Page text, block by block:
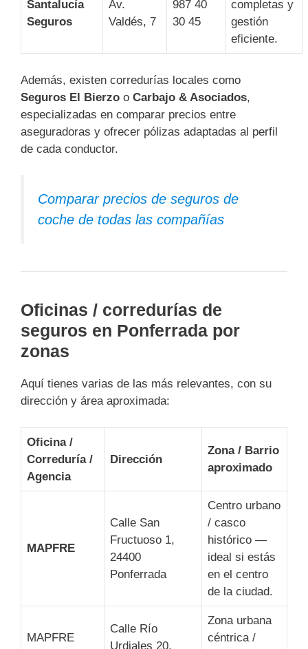
Santalucía
Seguros
Av.
Valdés, 7
987 40
30 45
completas y
gestión
eficiente.
Además, existen corredurías locales como
Seguros El Bierzo o Carbajo & Asociados,
especializadas en comparar precios entre
aseguradoras y ofrecer pólizas adaptadas al perfil
de cada conductor.
Comparar precios de seguros de
coche de todas las compañías
Oficinas / corredurías de
seguros en Ponferrada por
zonas
Aquí tienes varias de las más relevantes, con su
dirección y área aproximada:
Oficina /
Correduría /
Agencia
Dirección
Zona / Barrio
aproximado
MAPFRE
Calle San
Fructuoso 1,
24400
Ponferrada
Centro urbano
/ casco
histórico —
ideal si estás
en el centro
de la ciudad.
MAPFRE
Calle Río
Urdiales 20,
Zona urbana
céntrica /